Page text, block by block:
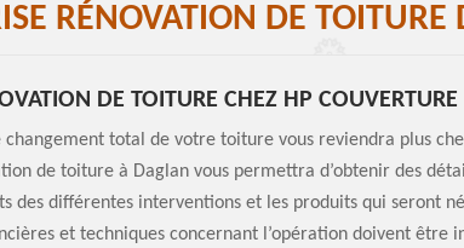
RÉNOVATION DE
DE TOITURE CHEZ HP COUVERTURE
changement total de votre toiture vous reviendra plus
de toiture à Daglan vous permettra d’obtenir des
des différentes interventions et les produits qui seront
et techniques concernant l’opération doivent être